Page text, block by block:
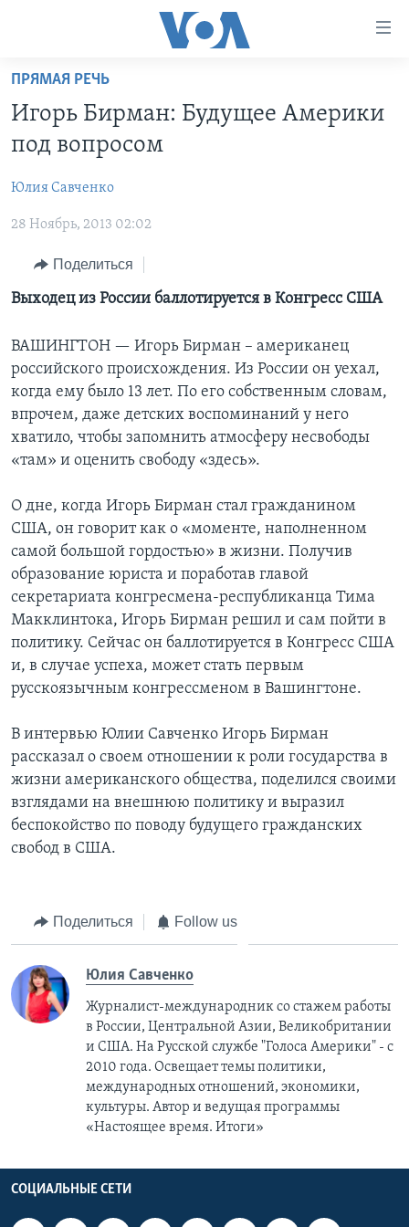
Перейти
основной
контент
навигации
Перейти
поиск
ПРОГРАММЫ
НОВОСТИ ЗА МИНУТУ
ИТОГИ
ПОЧЕМУ ЭТО ВАЖНО?
ДИСКУССИЯ VOA
НЬЮ-ЙОРК NEW YORK
АМЕРИКА. БОЛЬШОЕ ПУТЕШЕСТВИЕ
УЧИМ АНГЛИЙСКИЙ
НАША АМЕРИКАНСКАЯ ИСТОРИЯ
А КАК В АМЕРИКЕ?
АРТЕФАКТЫ
ТЕСТЫ
ЭКСПЕРТИЗА
ИНТЕРВЬЮ
ФАКТЫ ПРОТИВ ФЕЙКОВ
ЗА СВОБОДУ ПРЕССЫ
ВИДЕО
ПОДПИСКА НА НОВОСТИ
Learning English
Языки
ПРЯМАЯ РЕЧЬ
Игорь Бирман: Будущее Америки
под вопросом
Юлия Савченко
28 Ноябрь, 2013 02:02
Поделиться
Выходец из России баллотируется в Конгресс США
ВАШИНГТОН — Игорь Бирман – американец
российского происхождения. Из России он уехал,
когда ему было 13 лет. По его собственным словам,
впрочем, даже детских воспоминаний у него
хватило, чтобы запомнить атмосферу несвободы
«там» и оценить свободу «здесь».
О дне, когда Игорь Бирман стал гражданином
США, он говорит как о «моменте, наполненном
самой большой гордостью» в жизни. Получив
образование юриста и поработав главой
секретариата конгресмена-республиканца Тима
Макклинтока, Игорь Бирман решил и сам пойти в
политику. Сейчас он баллотируется в Конгресс США
и, в случае успеха, может стать первым
русскоязычным конгрессменом в Вашингтоне.
В интервью Юлии Савченко Игорь Бирман
рассказал о своем отношении к роли государства в
жизни американского общества, поделился своими
взглядами на внешнюю политику и выразил
беспокойство по поводу будущего гражданских
свобод в США.
Поделиться Follow us
Юлия Савченко
Журналист-международник cо стажем работы
в России, Центральной Азии, Великобритании
и США. На Русской службе "Голоса Америки" - с
2010 года. Освещает темы политики,
международных отношений, экономики,
культуры. Автор и ведущая программы
«Настоящее время. Итоги»
СОЦИАЛЬНЫЕ СЕТИ